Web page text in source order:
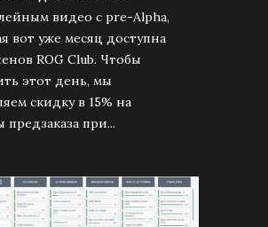
видео с pre-Alpha,
вот уже месяц доступна
ROG Club. Чтобы
этот день, мы
скидку в 15% на
предзаказа при...